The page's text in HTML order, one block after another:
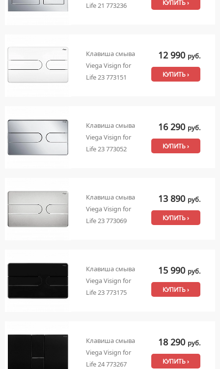
Life 21 773236
КУПИТЬ ›
Клавиша смыва
Viega Visign for
Life 23 773151
12 990 руб.
КУПИТЬ ›
Клавиша смыва
Viega Visign for
Life 23 773052
16 290 руб.
КУПИТЬ ›
Клавиша смыва
Viega Visign for
Life 23 773069
13 890 руб.
КУПИТЬ ›
Клавиша смыва
Viega Visign for
Life 23 773175
15 990 руб.
КУПИТЬ ›
Клавиша смыва
Viega Visign for
Life 24 773267
18 290 руб.
КУПИТЬ ›